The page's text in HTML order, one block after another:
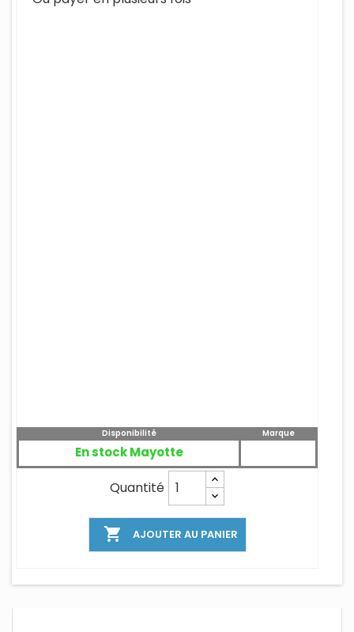
Disponibilité
En stock Mayotte
Marque
Quantité
 AJOUTER AU PANIER